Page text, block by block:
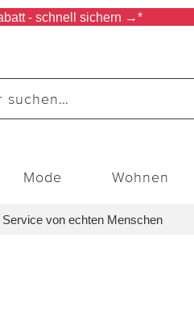
- schnell sichern →*
Mode Wohnen
von echten Menschen